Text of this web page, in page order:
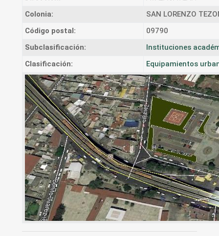
Colonia:
SAN LORENZO
Código postal:
09790
Subclasificación:
Instituciones
Clasificación:
Equipamientos